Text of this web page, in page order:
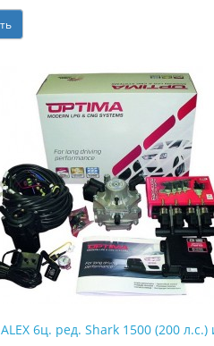
6ц. pед. Shark 1500 (200